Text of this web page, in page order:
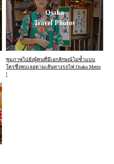
Osaka
Travel Photos
ซูมภาพไปยังผู้คนที่มีเอกลักษณ์ไม่ซ้ำแบบ
ใครซึ่งพบเจอตามเส้นทางรถไฟ Osaka Metro
!